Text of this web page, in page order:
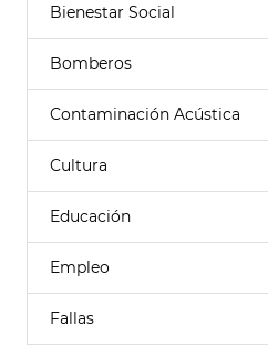
Bienestar Social
Bomberos
Contaminación Acústica
Cultura
Educación
Empleo
Fallas